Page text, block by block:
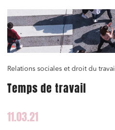
Relations sociales et droit du travail
Temps de travail
11.03.21